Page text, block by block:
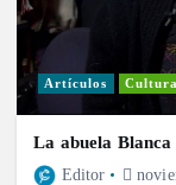
Artículos Cultura
La abuela
Editor